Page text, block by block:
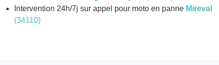
Intervention 24h/7j sur appel pour moto en panne Mireval
(34110)